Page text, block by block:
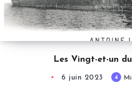
Les Vingt-et-un
6 juin 2023 4